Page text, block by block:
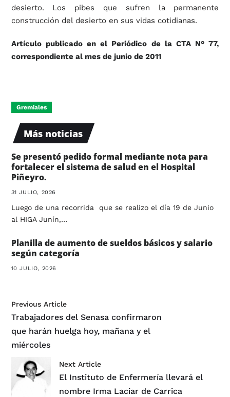
desierto. Los pibes que sufren la permanente
construcción del desierto en sus vidas cotidianas.
Artículo publicado en el Periódico de la CTA N° 77,
correspondiente al mes de junio de 2011
Gremiales
Más noticias
Se presentó pedido formal mediante nota para
fortalecer el sistema de salud en el Hospital
Piñeyro.
31 JULIO, 2026
Luego de una recorrida que se realizo el día 19 de Junio
al HIGA Junín,…
Planilla de aumento de sueldos básicos y salario
según categoría
10 JULIO, 2026
Previous Article
Trabajadores del Senasa confirmaron
que harán huelga hoy, mañana y el
miércoles
Next Article
El Instituto de Enfermería llevará el
nombre Irma Laciar de Carrica